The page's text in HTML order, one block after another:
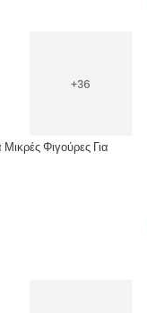
+36
Φιγούρες Για